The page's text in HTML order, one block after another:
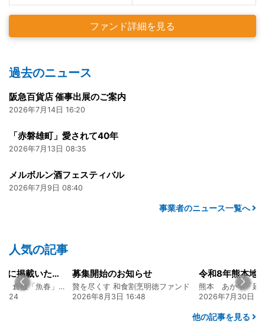
ファンド詳細を見る
過去のニュース
阪急百貨店 催事出展のご案内
2026年7月14日 16:20
「赤磐雄町」愛されて40年
2026年7月13日 08:35
メルボルン酒フェスティバル
2026年7月9日 08:40
事業者のニュース一覧へ
人気の記事
山陽新聞の一面に掲載いただきました！
創業128年の魚屋 倉敷「魚春」ファンド
募集開始のお知らせ
贅を尽くす 和食割烹明徳ファンド
2026年8月3日 16:48
2026年7月30日
他の記事を見る